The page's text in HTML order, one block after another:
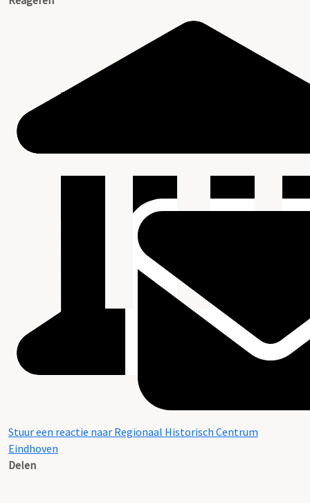
Stuur een reactie naar Regionaal Historisch Centrum
Eindhoven
Delen